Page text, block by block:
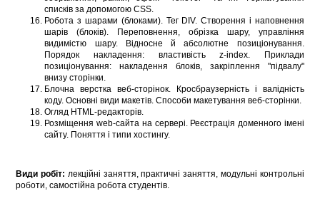
списків за допомогою CSS.
Робота з шарами (блоками). Тег DIV. Створення і наповнення
шарів (блоків). Переповнення, обрізка шару, управління
видимістю шару. Відносне й абсолютне позиціонування.
Порядок накладення: властивість z-index. Приклади
позиціонування: накладення блоків, закріплення "підвалу"
внизу сторінки.
Блочна верстка веб-сторінок. Кросбраузерність і валідність
коду. Основні види макетів. Способи макетування веб-сторінки.
Огляд HTML-редакторів.
Розміщення web-сайта на сервері. Реєстрація доменного імені
сайту. Поняття і типи хостингу.
Види робіт: лекційні заняття, практичні заняття, модульні контрольні
роботи, самостійна робота студентів.